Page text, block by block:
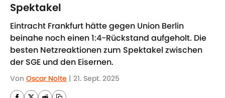
Spektakel
Eintracht Frankfurt hätte gegen Union Berlin
beinahe noch einen 1:4-Rückstand aufgeholt. Die
besten Netzreaktionen zum Spektakel zwischen
der SGE und den Eisernen.
Von Oscar Nolte | 21. Sept. 2025